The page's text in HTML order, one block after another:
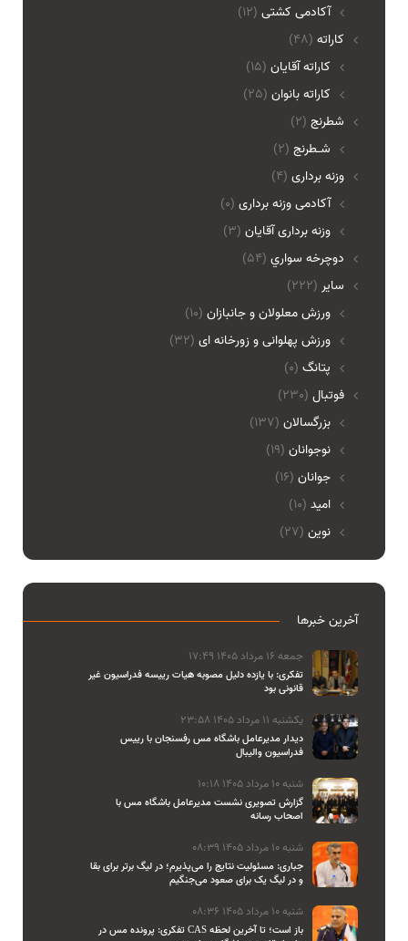
آکادمی کشتی (12)
(48) کاراته
کاراته آقایان (15)
کاراته بانوان (25)
(2) شطرنج
شـطرنج (2)
(4) وزنه برداری
آکادمی وزنه برداری (0)
وزنه برداری آقایان (3)
(54) دوچرخه سواري
(222) ساير
ورزش معلولان و جانبازان (10)
ورزش پهلوانی و زورخانه ای (32)
پتانگ (0)
(230) فوتبال
بزرگسالان (137)
نوجوانان (19)
جوانان (16)
امید (10)
نوین (27)
آخرین خبرها
جمعه 16 مرداد 1405 17:49
تفکری: با یازده دلیل مصوبه هیات رییسه فدراسیون غیر
قانونی بود
یکشنبه 11 مرداد 1405 23:58
دیدار مدیرعامل باشگاه مس رفسنجان با رییس
فدراسیون والیبال
شنبه 10 مرداد 1405 10:18
گزارش تصویری نشست مدیرعامل باشگاه مس با
اصحاب رسانه
شنبه 10 مرداد 1405 08:39
جباری: مسئولیت نتایج را می‌پذیرم؛ در لیگ برتر برای بقا
و در لیگ یک برای صعود می‌جنگیم
شنبه 10 مرداد 1405 08:36
تفکری: پرونده مس در CAS باز است؛ تا آخرین لحظه